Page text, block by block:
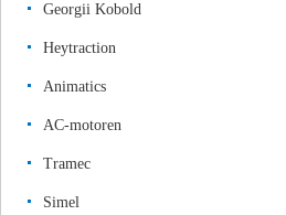
Georgii Kobold
Heytraction
Animatics
AC-motoren
Tramec
Simel